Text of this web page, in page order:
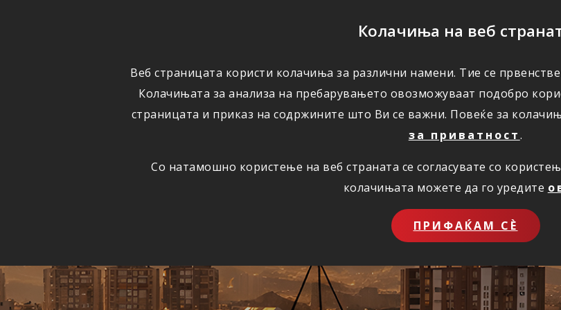
Колачиња на веб
Веб страницата користи колачиња за различни намени. Тие се
Колачињата за анализа на пребарувањето овозможуваат подобро
страницата и приказ на содржините што Ви се важни. Повеќе за
за приватност.
Со натамошно користење на веб страната се согласувате со
колачињата можете да го уредите
ПРИФАЌАМ СЀ
ОСИГУРУВАЊЕ ШТЕТИ ПОВОЛНОСТИ КОРИСНО ЗА НАС
Едноставно преку
АВТОМОБИЛСКА